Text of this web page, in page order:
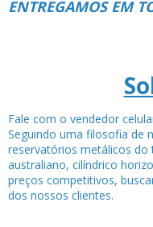
ENTREGAMOS EM
Fale com o vendedor
Seguindo uma filosofia de
reservatórios metálicos
australiano, cilíndrico
preços competitivos,
dos nossos clientes.